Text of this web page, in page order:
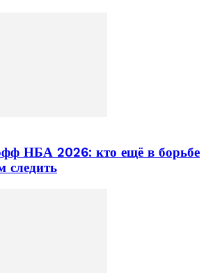
НБА 2026: кто ещё в борьбе
следить